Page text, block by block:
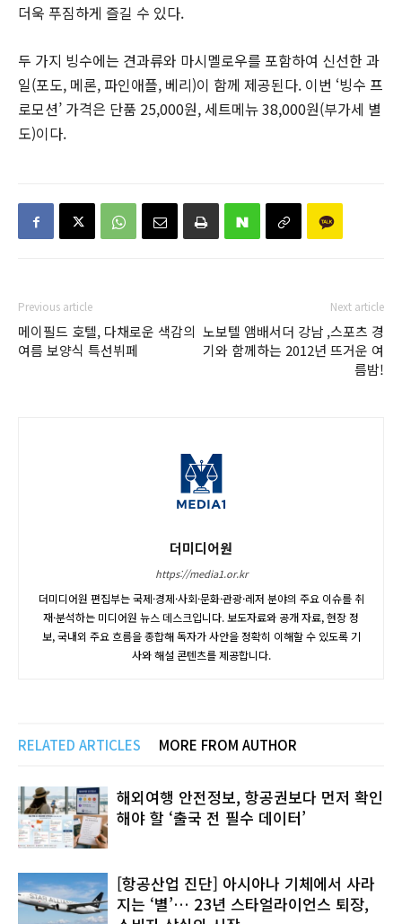
더욱 푸짐하게 즐길 수 있다.
두 가지 빙수에는 견과류와 마시멜로우를 포함하여 신선한 과
일(포도, 메론, 파인애플, 베리)이 함께 제공된다. 이번 ‘빙수 프
로모션’ 가격은 단품 25,000원, 세트메뉴 38,000원(부가세 별
도)이다.
Previous article
메이필드 호텔, 다채로운 색감의
여름 보양식 특선뷔페
Next article
노보텔 앰배서더 강남 ,스포츠 경
기와 함께하는 2012년 뜨거운 여
름밤!
더미디어원
https://media1.or.kr
더미디어원 편집부는 국제·경제·사회·문화·관광·레저 분야의 주요 이슈를 취
재·분석하는 미디어원 뉴스 데스크입니다. 보도자료와 공개 자료, 현장 정
보, 국내외 주요 흐름을 종합해 독자가 사안을 정확히 이해할 수 있도록 기
사와 해설 콘텐츠를 제공합니다.
RELATED ARTICLES MORE FROM AUTHOR
해외여행 안전정보, 항공권보다 먼저 확인
해야 할 ‘출국 전 필수 데이터’
[항공산업 진단] 아시아나 기체에서 사라
지는 ‘별’… 23년 스타얼라이언스 퇴장,